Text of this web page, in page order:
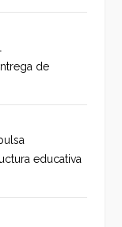
de
educativa